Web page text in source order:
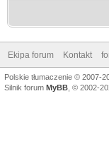
Ekipa forum Kontakt
Polskie tłumaczenie © 2007-
Silnik forum MyBB , © 2002-